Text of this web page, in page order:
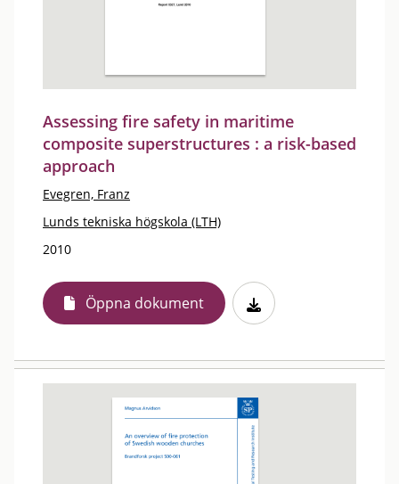
Assessing fire safety in maritime
composite superstructures : a risk-based
approach
Evegren, Franz
Lunds tekniska högskola (LTH)
2010
Öppna dokument